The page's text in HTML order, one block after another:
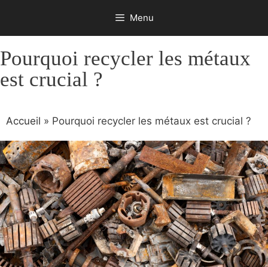
contenu
Menu
Pourquoi recycler les métaux
est crucial ?
Accueil » Pourquoi recycler les métaux est crucial ?